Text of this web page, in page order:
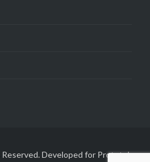
Developed for Prototek